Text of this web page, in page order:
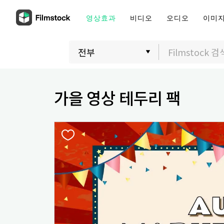
영상효과 비디오 오디오 이미
가을 영상 테두리 팩